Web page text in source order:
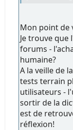
Mon point de
Je trouve que
forums -
humaine?
A la veille de
tests terrain
utilisateurs -
sortir de la
est de
réflexion!